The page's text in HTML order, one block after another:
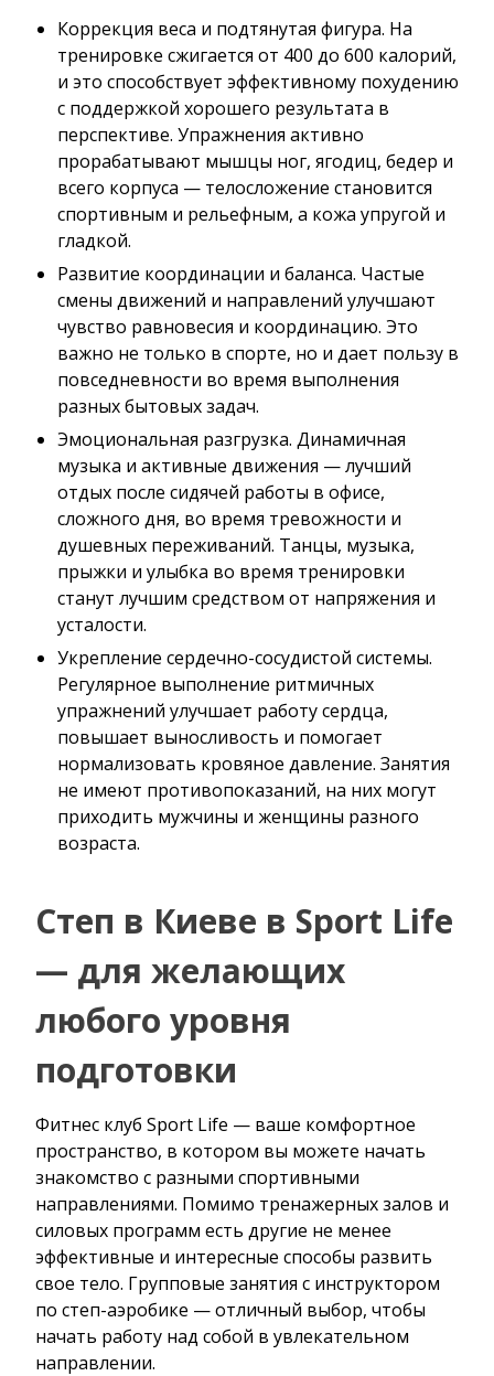
Коррекция веса и подтянутая фигура. На
тренировке сжигается от 400 до 600 калорий,
и это способствует эффективному похудению
с поддержкой хорошего результата в
перспективе. Упражнения активно
прорабатывают мышцы ног, ягодиц, бедер и
всего корпуса — телосложение становится
спортивным и рельефным, а кожа упругой и
гладкой.
Развитие координации и баланса. Частые
смены движений и направлений улучшают
чувство равновесия и координацию. Это
важно не только в спорте, но и дает пользу в
повседневности во время выполнения
разных бытовых задач.
Эмоциональная разгрузка. Динамичная
музыка и активные движения — лучший
отдых после сидячей работы в офисе,
сложного дня, во время тревожности и
душевных переживаний. Танцы, музыка,
прыжки и улыбка во время тренировки
станут лучшим средством от напряжения и
усталости.
Укрепление сердечно-сосудистой системы.
Регулярное выполнение ритмичных
упражнений улучшает работу сердца,
повышает выносливость и помогает
нормализовать кровяное давление. Занятия
не имеют противопоказаний, на них могут
приходить мужчины и женщины разного
возраста.
Степ в Киеве в Sport Life
— для желающих
любого уровня
подготовки
Фитнес клуб Sport Life — ваше комфортное
пространство, в котором вы можете начать
знакомство с разными спортивными
направлениями. Помимо тренажерных залов и
силовых программ есть другие не менее
эффективные и интересные способы развить
свое тело. Групповые занятия с инструктором
по степ-аэробике — отличный выбор, чтобы
начать работу над собой в увлекательном
направлении.